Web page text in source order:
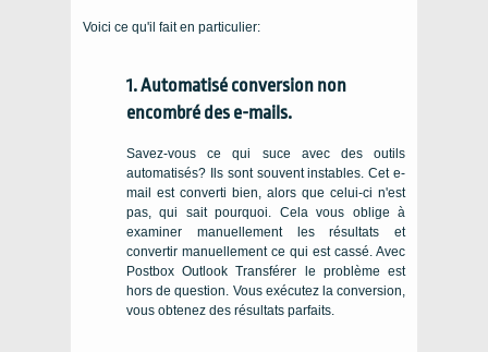
Voici ce qu'il fait en particulier:
1. Automatisé conversion non
encombré des e-mails.
Savez-vous ce qui suce avec des outils
automatisés? Ils sont souvent instables. Cet e-
mail est converti bien, alors que celui-ci n'est
pas, qui sait pourquoi. Cela vous oblige à
examiner manuellement les résultats et
convertir manuellement ce qui est cassé. Avec
Postbox Outlook Transférer le problème est
hors de question. Vous exécutez la conversion,
vous obtenez des résultats parfaits.